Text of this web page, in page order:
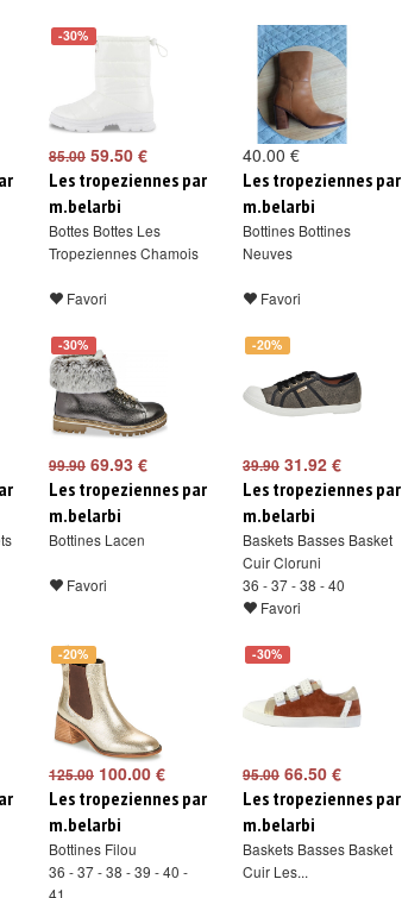
-30%
85.00 59.50 €
Les tropeziennes par
m.belarbi
Bottes Bottes Les
Tropeziennes Chamois
Favori
40.00 €
Les tropeziennes par
m.belarbi
Bottines Bottines
Neuves
Favori
-30%
99.90 69.93 €
Les tropeziennes par
m.belarbi
Bottines Lacen
Favori
-20%
39.90 31.92 €
Les tropeziennes par
m.belarbi
Baskets Basses Basket
Cuir Cloruni
36 - 37 - 38 - 40
Favori
-20%
125.00 100.00 €
Les tropeziennes par
m.belarbi
Bottines Filou
36 - 37 - 38 - 39 - 40 -
41
-30%
95.00 66.50 €
Les tropeziennes par
m.belarbi
Baskets Basses Basket
Cuir Les...